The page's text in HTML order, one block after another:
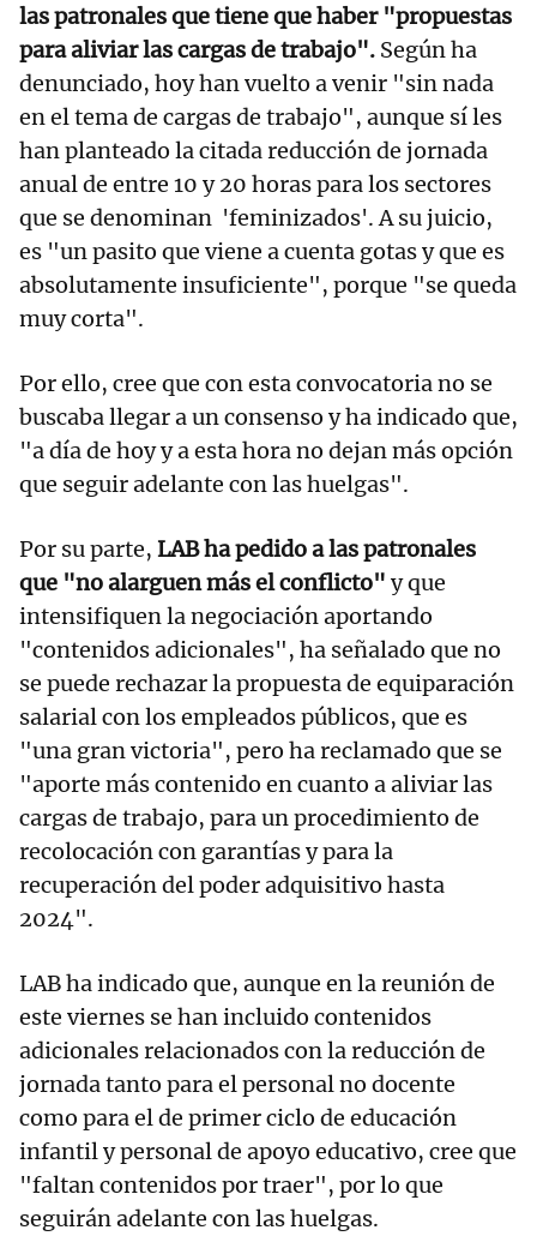
las patronales que tiene que haber "propuestas
para aliviar las cargas de trabajo". Según ha
denunciado, hoy han vuelto a venir "sin nada
en el tema de cargas de trabajo", aunque sí les
han planteado la citada reducción de jornada
anual de entre 10 y 20 horas para los sectores
que se denominan 'feminizados'. A su juicio,
es "un pasito que viene a cuenta gotas y que es
absolutamente insuficiente", porque "se queda
muy corta".
Por ello, cree que con esta convocatoria no se
buscaba llegar a un consenso y ha indicado que,
"a día de hoy y a esta hora no dejan más opción
que seguir adelante con las huelgas".
Por su parte, LAB ha pedido a las patronales
que "no alarguen más el conflicto" y que
intensifiquen la negociación aportando
"contenidos adicionales", ha señalado que no
se puede rechazar la propuesta de equiparación
salarial con los empleados públicos, que es
"una gran victoria", pero ha reclamado que se
"aporte más contenido en cuanto a aliviar las
cargas de trabajo, para un procedimiento de
recolocación con garantías y para la
recuperación del poder adquisitivo hasta
2024".
LAB ha indicado que, aunque en la reunión de
este viernes se han incluido contenidos
adicionales relacionados con la reducción de
jornada tanto para el personal no docente
como para el de primer ciclo de educación
infantil y personal de apoyo educativo, cree que
"faltan contenidos por traer", por lo que
seguirán adelante con las huelgas.